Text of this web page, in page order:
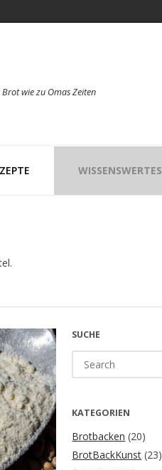
wie zu Omas Zeiten
WISSENSWERTES
SUCHE
for:
KATEGORIEN
Brotbacken (20)
BrotBackKunst (23)